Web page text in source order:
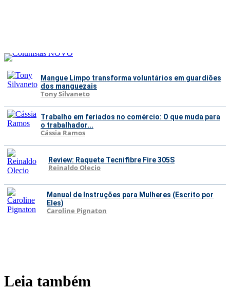
Mangue Limpo transforma voluntários em guardiões
dos manguezais
Tony Silvaneto
Trabalho em feriados no comércio: O que muda para
o trabalhador...
Cássia Ramos
Review: Raquete Tecnifibre Fire 305S
Reinaldo Olecio
Manual de Instruções para Mulheres (Escrito por
Eles)
Caroline Pignaton
Leia também